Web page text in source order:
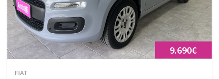
9.690€
FIAT